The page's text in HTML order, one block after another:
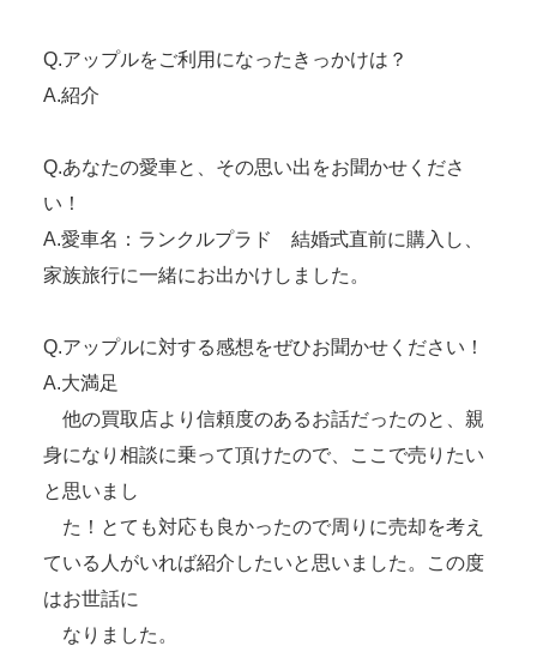
Q.アップルをご利用になったきっかけは？
A.紹介
Q.あなたの愛車と、その思い出をお聞かせくださ
い！
A.愛車名：ランクルプラド 結婚式直前に購入し、
家族旅行に一緒にお出かけしました。
Q.アップルに対する感想をぜひお聞かせください！
A.大満足
他の買取店より信頼度のあるお話だったのと、親
身になり相談に乗って頂けたので、ここで売りたい
と思いまし
た！とても対応も良かったので周りに売却を考え
ている人がいれば紹介したいと思いました。この度
はお世話に
なりました。